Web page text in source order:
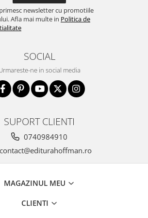
newsletter cu promotiile
Afla mai multe in Politica de
SOCIAL
ne in social media
SUPORT CLIENTI
0740984910
contact@editurahoffman.ro
MAGAZINUL MEU
CLIENTI